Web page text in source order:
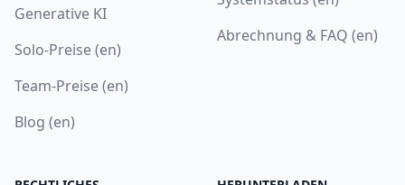
Generative KI
Solo-Preise (en)
Team-Preise (en)
Blog (en)
Abrechnung & FAQ (en)